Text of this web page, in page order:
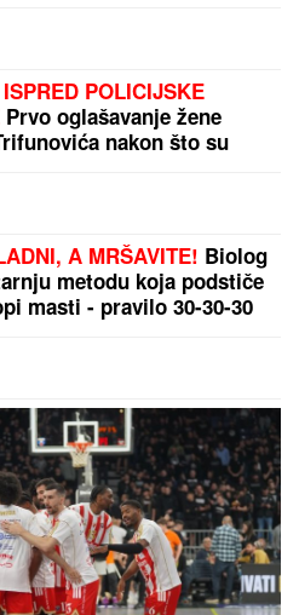
POLICIJSKE
Prvo oglašavanje žene
nakon što su
A MRŠAVITE! Biolog
metodu koja podstiče
masti - pravilo 30-30-30